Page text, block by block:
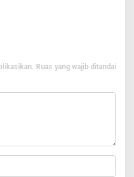
Ruas yang wajib ditandai